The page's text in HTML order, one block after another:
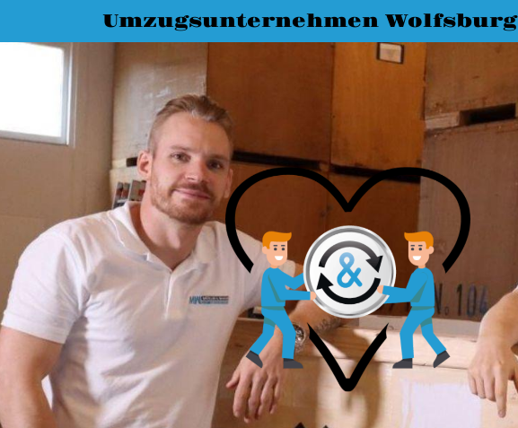
Umzugsunternehmen Wolfsburg